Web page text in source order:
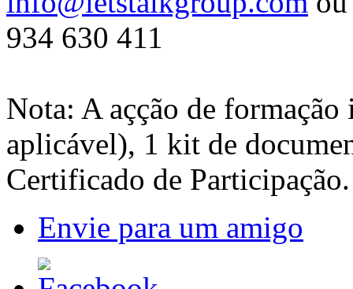
934 630 411
Nota: A açção de
aplicável), 1 kit de
Certificado de Participação.
Envie para um amigo